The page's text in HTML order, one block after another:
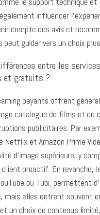
influencer
compte des avis et
guider vers un choix
entre les
et gratuits ?
payants offrent
catalogue de films et de
publicitaires. Par
et Amazon Prime
d’image supérieure, y
proactif. En revanche,
ou Tubi, permettent
mais elles entrent souvent
un choix de contenus